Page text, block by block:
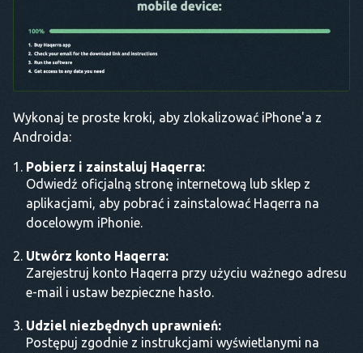
Wykonaj te proste kroki, aby zlokalizować iPhone'a z
Androida:
Pobierz i zainstaluj Haqerra:
Odwiedź oficjalną stronę internetową lub sklep z
aplikacjami, aby pobrać i zainstalować Haqerra na
docelowym iPhonie.
Utwórz konto Haqerra:
Zarejestruj konto Haqerra przy użyciu ważnego adresu
e-mail i ustaw bezpieczne hasło.
Udziel niezbędnych uprawnień:
Postępuj zgodnie z instrukcjami wyświetlanymi na